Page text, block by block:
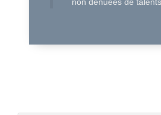
non dénuées de